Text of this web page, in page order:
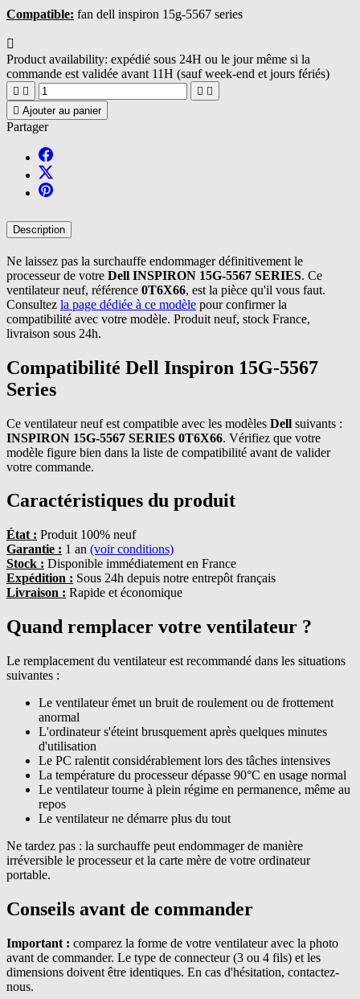
Compatible: fan dell inspiron 15g-5567 series

Product availability: expédié sous 24H ou le jour même si la
commande est validée avant 11H (sauf week-end et jours fériés)
   
 Ajouter au panier
Partager
Description
Ne laissez pas la surchauffe endommager définitivement le
processeur de votre Dell INSPIRON 15G-5567 SERIES. Ce
ventilateur neuf, référence 0T6X66, est la pièce qu'il vous faut.
Consultez la page dédiée à ce modèle pour confirmer la
compatibilité avec votre modèle. Produit neuf, stock France,
livraison sous 24h.
Compatibilité Dell Inspiron 15G-5567
Series
Ce ventilateur neuf est compatible avec les modèles Dell suivants :
INSPIRON 15G-5567 SERIES 0T6X66. Vérifiez que votre
modèle figure bien dans la liste de compatibilité avant de valider
votre commande.
Caractéristiques du produit
État : Produit 100% neuf
Garantie : 1 an (voir conditions)
Stock : Disponible immédiatement en France
Expédition : Sous 24h depuis notre entrepôt français
Livraison : Rapide et économique
Quand remplacer votre ventilateur ?
Le remplacement du ventilateur est recommandé dans les situations
suivantes :
Le ventilateur émet un bruit de roulement ou de frottement
anormal
L'ordinateur s'éteint brusquement après quelques minutes
d'utilisation
Le PC ralentit considérablement lors des tâches intensives
La température du processeur dépasse 90°C en usage normal
Le ventilateur tourne à plein régime en permanence, même au
repos
Le ventilateur ne démarre plus du tout
Ne tardez pas : la surchauffe peut endommager de manière
irréversible le processeur et la carte mère de votre ordinateur
portable.
Conseils avant de commander
Important : comparez la forme de votre ventilateur avec la photo
avant de commander. Le type de connecteur (3 ou 4 fils) et les
dimensions doivent être identiques. En cas d'hésitation, contactez-
nous.